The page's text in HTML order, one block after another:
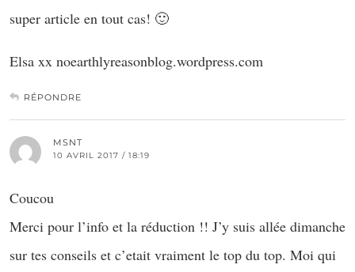
super article en tout cas! 🙂
Elsa xx noearthlyreasonblog.wordpress.com
RÉPONDRE
MSNT
10 AVRIL 2017 / 18:19
Coucou
Merci pour l’info et la réduction !! J’y suis allée dimanche
sur tes conseils et c’etait vraiment le top du top. Moi qui